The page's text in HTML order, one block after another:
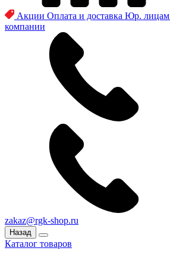
Акции Оплата и доставка Юр. лицам
компании
zakaz@rgk-shop.ru
Назад
Каталог товаров